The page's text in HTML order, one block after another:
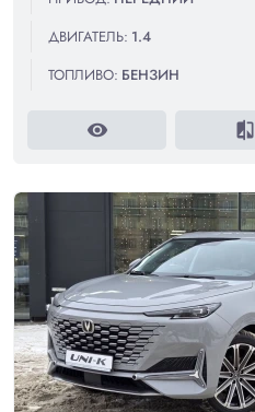
ДВИГАТЕЛЬ: 1.4
ТОПЛИВО: БЕНЗИН
visibility compare